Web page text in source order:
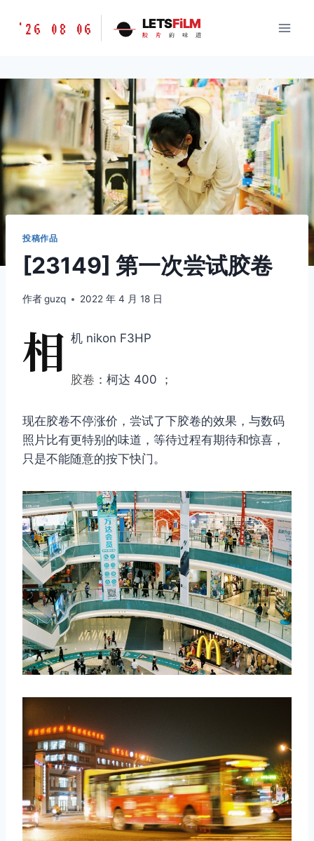
胶
味
LETSFILM
'26 08 06 LETSFiLM
胶 片 的 味 道
投稿作品
[23149] 第一次尝试胶卷
作者guzq 2022 年 4 月 18 日
相 机 nikon F3HP
胶卷 ：柯达 400 ；
现在胶卷不停涨价，尝试了下胶卷的效果，与数码
照片比有更特别的味道，等待过程有期待和惊喜，
只是不能随意的按下快门。